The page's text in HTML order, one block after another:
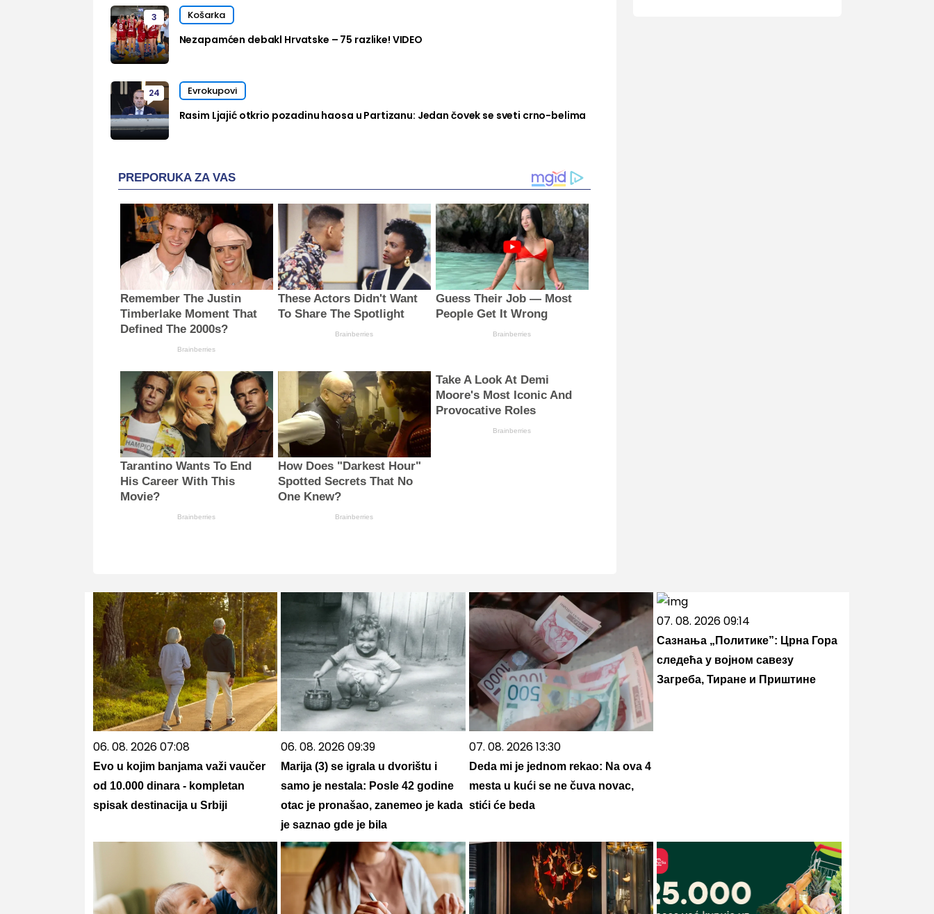
3 Košarka
Nezapamćen debakl Hrvatske – 75 razlike! VIDEO
24 Evrokupovi
Rasim Ljajić otkrio pozadinu haosa u Partizanu: Jedan čovek se sveti crno-belima
PREPORUKA ZA VAS
Remember The Justin
Timberlake Moment That
Defined The 2000s?
Brainberries
These Actors Didn't Want
To Share The Spotlight
Brainberries
Guess Their Job — Most
People Get It Wrong
Brainberries
Tarantino Wants To End
His Career With This
Movie?
Brainberries
How Does "Darkest Hour"
Spotted Secrets That No
One Knew?
Brainberries
Take A Look At Demi
Moore's Most Iconic And
Provocative Roles
Brainberries
06. 08. 2026 07:08
Evo u kojim banjama važi vaučer
od 10.000 dinara - kompletan
spisak destinacija u Srbiji
06. 08. 2026 09:39
Marija (3) se igrala u dvorištu i
samo je nestala: Posle 42 godine
otac je pronašao, zanemeo je kada
je saznao gde je bila
07. 08. 2026 13:30
Deda mi je jednom rekao: Na ova 4
mesta u kući se ne čuva novac,
stići će beda
07. 08. 2026 09:14
Сазнања „Политике”: Црна Гора
следећа у војном савезу
Загреба, Тиране и Приштине